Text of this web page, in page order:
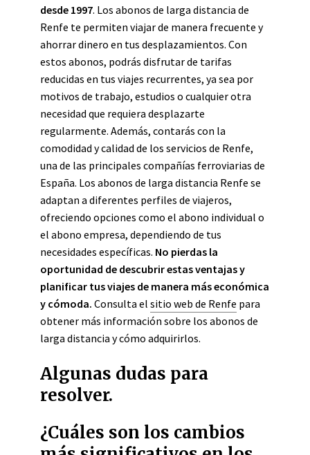
desde 1997. Los abonos de larga distancia de
Renfe te permiten viajar de manera frecuente y
ahorrar dinero en tus desplazamientos. Con
estos abonos, podrás disfrutar de tarifas
reducidas en tus viajes recurrentes, ya sea por
motivos de trabajo, estudios o cualquier otra
necesidad que requiera desplazarte
regularmente. Además, contarás con la
comodidad y calidad de los servicios de Renfe,
una de las principales compañías ferroviarias de
España. Los abonos de larga distancia Renfe se
adaptan a diferentes perfiles de viajeros,
ofreciendo opciones como el abono individual o
el abono empresa, dependiendo de tus
necesidades específicas. No pierdas la
oportunidad de descubrir estas ventajas y
planificar tus viajes de manera más económica
y cómoda. Consulta el sitio web de Renfe para
obtener más información sobre los abonos de
larga distancia y cómo adquirirlos.
Algunas dudas para
resolver.
¿Cuáles son los cambios